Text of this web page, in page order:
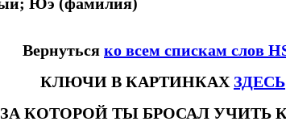
Вернуться ко всем спискам слов
КЛЮЧИ В КАРТИНКАХ ЗДЕСЬ
КОТОРОЙ ТЫ БРОСАЛ УЧИТЬ